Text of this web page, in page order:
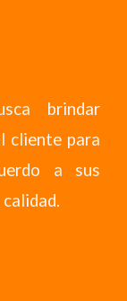
brindar
cliente para
a sus